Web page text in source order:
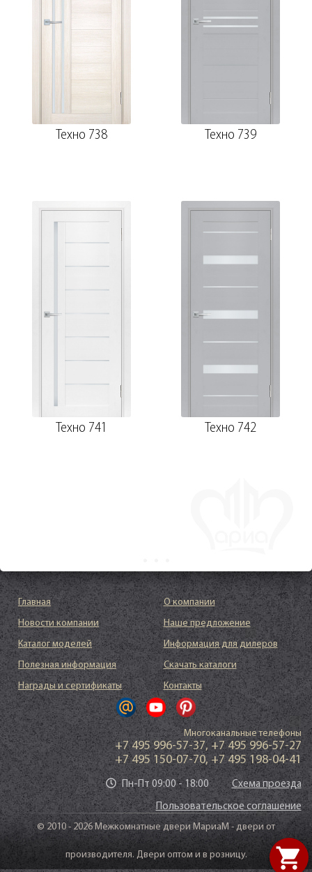
shopping_cart
Техно 738 Техно 739
Техно 741 Техно 742
Главная
О компании
Новости компании
Наше предложение
Каталог моделей
Информация для дилеров
Полезная информация
Скачать каталоги
Награды и сертификаты
Контакты
Многоканальные телефоны
+7 495 996-57-37, +7 495 996-57-27
+7 495 150-07-70,+7 495 198-04-41
Пн-Пт 09:00 - 18:00 Схема проезда
Пользовательское соглашение
© 2010 - 2026 Межкомнатные двери МариаМ - двери от
производителя. Двери оптом и в розницу.